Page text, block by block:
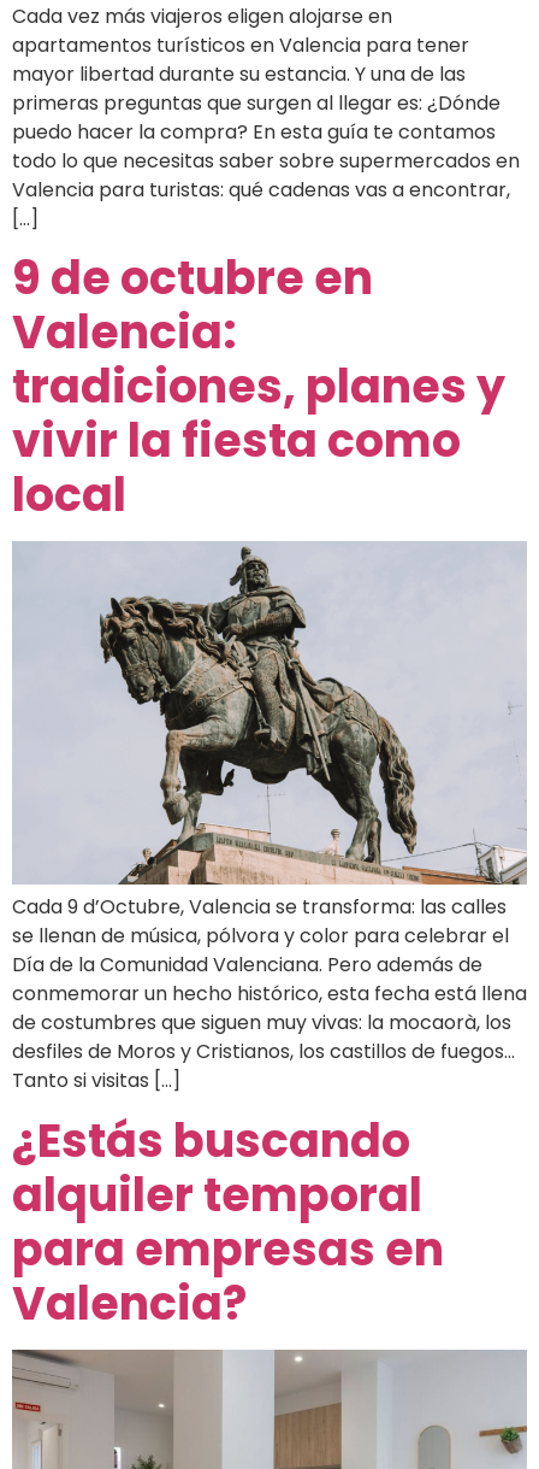
Cada vez más viajeros eligen alojarse en
apartamentos turísticos en Valencia para tener
mayor libertad durante su estancia. Y una de las
primeras preguntas que surgen al llegar es: ¿Dónde
puedo hacer la compra? En esta guía te contamos
todo lo que necesitas saber sobre supermercados en
Valencia para turistas: qué cadenas vas a encontrar,
[…]
9 de octubre en
Valencia:
tradiciones, planes y
vivir la fiesta como
local
Cada 9 d’Octubre, Valencia se transforma: las calles
se llenan de música, pólvora y color para celebrar el
Día de la Comunidad Valenciana. Pero además de
conmemorar un hecho histórico, esta fecha está llena
de costumbres que siguen muy vivas: la mocaorà, los
desfiles de Moros y Cristianos, los castillos de fuegos…
Tanto si visitas […]
¿Estás buscando
alquiler temporal
para empresas en
Valencia?